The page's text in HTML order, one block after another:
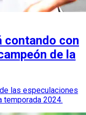
contando con
de la
las especulaciones
temporada 2024.